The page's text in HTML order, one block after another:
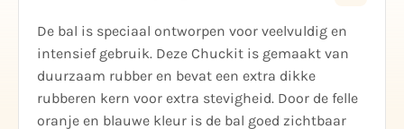
De bal is speciaal ontworpen voor veelvuldig en
intensief gebruik. Deze Chuckit is gemaakt van
duurzaam rubber en bevat een extra dikke
rubberen kern voor extra stevigheid. Door de felle
oranje en blauwe kleur is de bal goed zichtbaar